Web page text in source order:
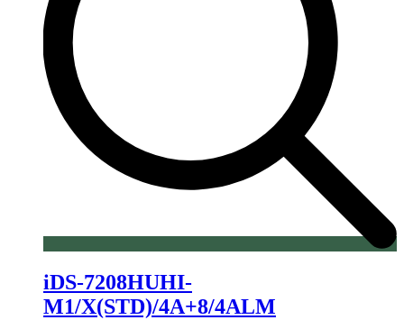
iDS-7208HUHI-
M1/X(STD)/4A+8/4ALM